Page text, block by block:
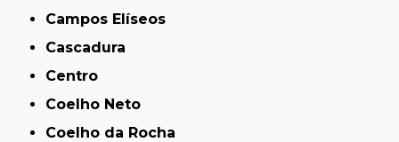
Campos Elíseos
Cascadura
Centro
Coelho Neto
Coelho da Rocha